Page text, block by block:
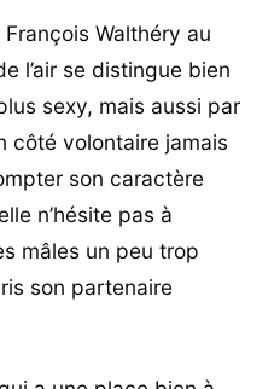
Walthéry au
l’air se distingue bien
sexy, mais aussi par
côté volontaire jamais
son caractère
n’hésite pas à
mâles un peu trop
son partenaire